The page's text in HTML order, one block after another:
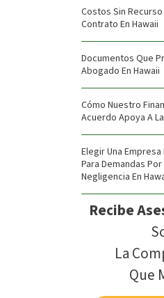
Costos Sin
Contrato En Hawaii
Documentos Que
Abogado En Hawaii
Cómo Nuestro
Acuerdo Apoya A
Elegir Una
Para Demandas
Negligencia En
Recibe
La
Que